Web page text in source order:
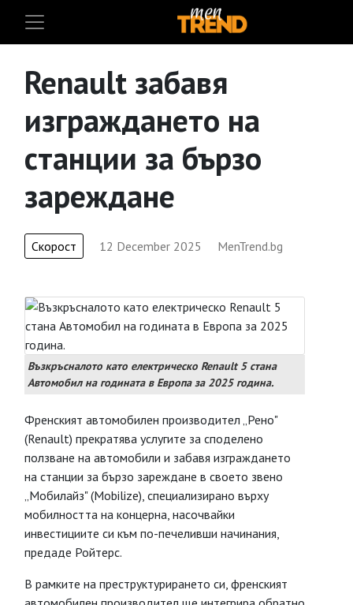
Renault забавя
изграждането на
станции за бързо
зареждане
Скорост 12 December 2025 MenTrend.bg
Възкръсналото като електрическо Renault 5 стана
Автомобил на годината в Европа за 2025 година.
Френският автомобилен производител „Рено"
(Renault) прекратява услугите за споделено
ползване на автомобили и забавя изграждането
на станции за бързо зареждане в своето звено
„Мобилайз" (Mobilize), специализирано върху
мобилността на концерна, насочвайки
инвестициите си към по-печеливши начинания,
предаде Ройтерс.
В рамките на преструктурирането си, френският